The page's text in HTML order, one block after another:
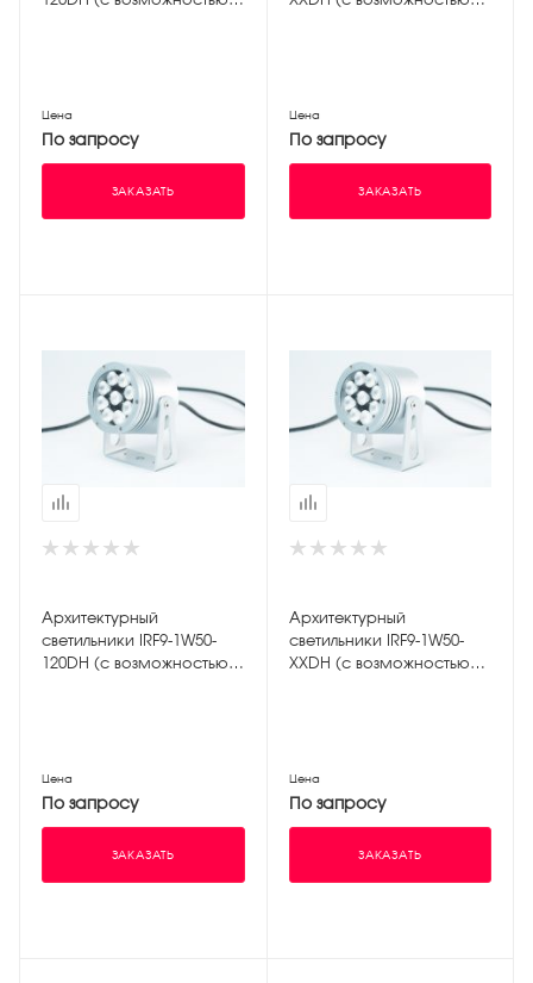
Цена
По запросу
ЗАКАЗАТЬ
Цена
По запросу
ЗАКАЗАТЬ
Архитектурный
светильники IRF9-1W50-
120DH (с возможностью
Цена
По запросу
ЗАКАЗАТЬ
Архитектурный
светильники IRF9-1W50-
XXDH (с возможностью
Цена
По запросу
ЗАКАЗАТЬ